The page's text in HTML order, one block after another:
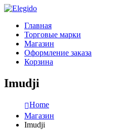
Главная
Торговые марки
Магазин
Оформление заказа
Корзина
Imudji
Home
Магазин
Imudji